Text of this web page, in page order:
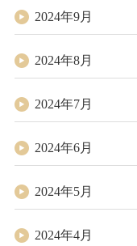
2024年9月
2024年8月
2024年7月
2024年6月
2024年5月
2024年4月